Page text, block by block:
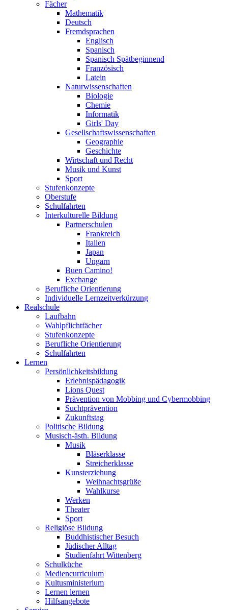
Fächer
Mathematik
Deutsch
Fremdsprachen
Englisch
Spanisch
Spanisch Spätbeginnend
Französisch
Latein
Naturwissenschaften
Biologie
Chemie
Informatik
Girls' Day
Gesellschaftswissenschaften
Geographie
Geschichte
Wirtschaft und Recht
Musik und Kunst
Sport
Stufenkonzepte
Oberstufe
Schulfahrten
Interkulturelle Bildung
Partnerschulen
Frankreich
Italien
Japan
Ungarn
Buen Camino!
Exchange
Berufliche Orientierung
Individuelle Lernzeitverkürzung
Realschule
Laufbahn
Wahlpflichtfächer
Stufenkonzepte
Berufliche Orientierung
Schulfahrten
Lernen
Persönlichkeitsbildung
Erlebnispädagogik
Lions Quest
Prävention von Mobbing und Cybermobbing
Suchtprävention
Zukunftstag
Politische Bildung
Musisch-ästh. Bildung
Musik
Bläserklasse
Streicherklasse
Kunsterziehung
Weihnachtsgrüße
Wahlkurse
Werken
Theater
Sport
Religiöse Bildung
Buddhistischer Besuch
Jüdischer Alltag
Studienfahrt Wittenberg
Schulküche
Mediencurriculum
Kultusministerium
Lernen lernen
Hilfsangebote